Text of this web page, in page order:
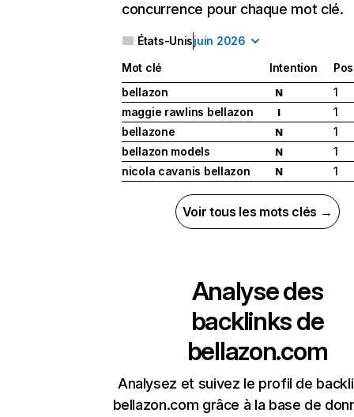
concurrence pour chaque mot clé.
États-Unisjuin 2026
Mot clé Intention
bellazon
N
1
maggie rawlins bellazon
I
1
bellazone
N
1
bellazon models
N
1
nicola cavanis bellazon
N 1
Voir tous les mots clés →
Analyse des
backlinks de
bellazon.com
Analysez et suivez le profil de
bellazon.com grâce à la base de